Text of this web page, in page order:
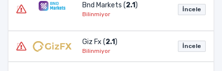
Bnd Markets (2.1)
Bilinmiyor
İncele
Giz Fx (2.1)
Bilinmiyor
İncele